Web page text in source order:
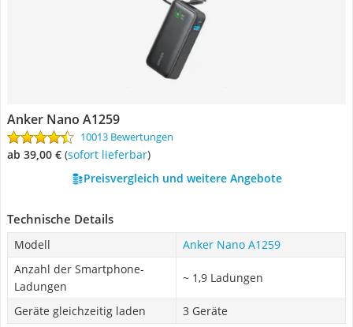
Anker Nano A1259
10013 Bewertungen
ab 39,00 € ( Sofort lieferbar)
Preisvergleich und weitere Angebote
Technische Details
Modell
Anker Nano A1259
Anzahl der Smartphone-
Ladungen
~ 1,9 Ladungen
Geräte gleichzeitig laden 3 Geräte